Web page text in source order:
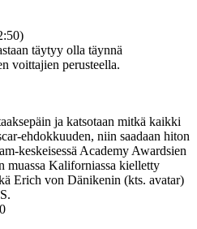
täytyy olla täynnä
voittajien perusteella.
ja katsotaan mitkä kaikki
ehdokkuuden, niin saadaan hiton
keskeisessä Academy Awardsien
muassa Kaliforniassa kielletty
Erich von Dänikenin (kts. avatar)